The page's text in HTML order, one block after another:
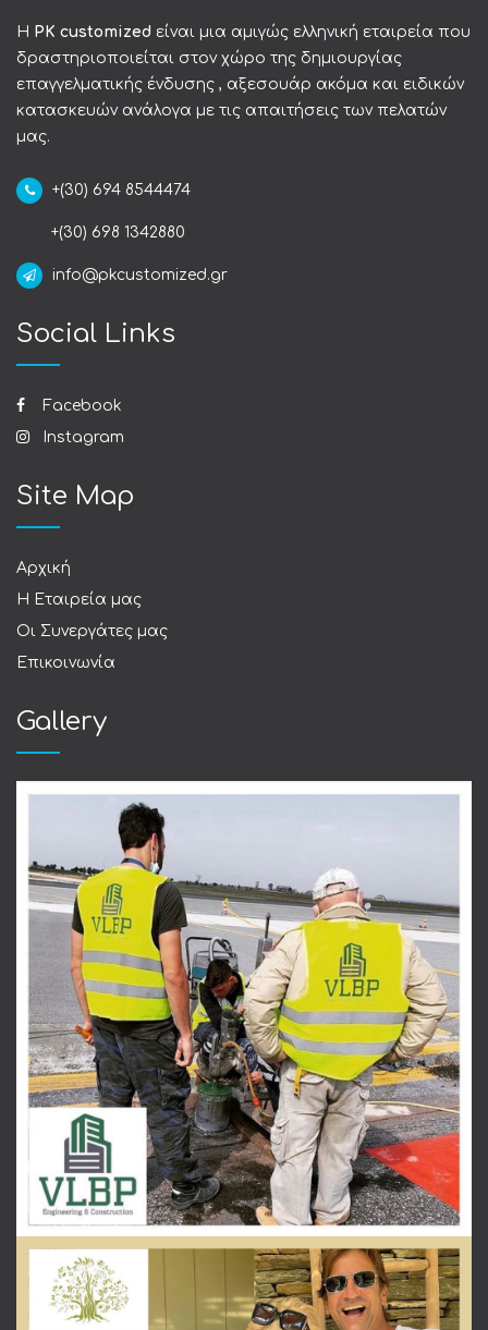
Η PK customized είναι μια αμιγώς ελληνική εταιρεία που
δραστηριοποιείται στον χώρο της δημιουργίας
επαγγελματικής ένδυσης , αξεσουάρ ακόμα και ειδικών
κατασκευών ανάλογα με τις απαιτήσεις των πελατών
μας.
+(30) 694 8544474
+(30) 698 1342880
info@pkcustomized.gr
Social Links
Facebook
Instagram
Site Map
Αρχική
Η Εταιρεία μας
Οι Συνεργάτες μας
Επικοινωνία
Gallery